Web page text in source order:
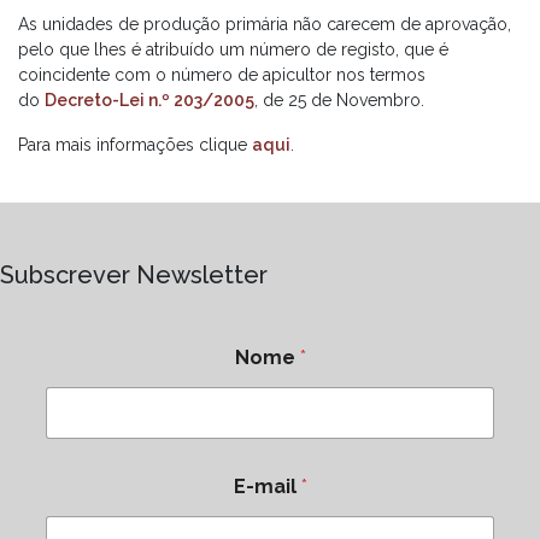
As unidades de produção primária não carecem de aprovação,
pelo que lhes é atribuído um número de registo, que é
coincidente com o número de apicultor nos termos
do Decreto-Lei n.º 203/2005 , de 25 de Novembro.
Para mais informações clique aqui
Subscrever Newsletter
Nome *
E-mail *